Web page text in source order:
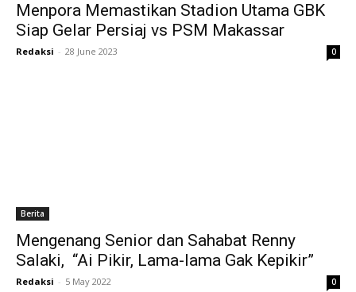
Menpora Memastikan Stadion Utama GBK
Siap Gelar Persiaj vs PSM Makassar
Redaksi - 28 June 2023 0
Berita
Mengenang Senior dan Sahabat Renny
Salaki, “Ai Pikir, Lama-lama Gak Kepikir”
Redaksi - 5 May 2022 0